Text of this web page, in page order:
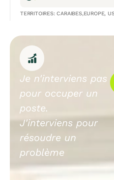
TERRITOIRES: CARAIBES,EUROPE,
Je n'interviens pas
pour occuper un
poste.
J'interviens pour
résoudre un
problème